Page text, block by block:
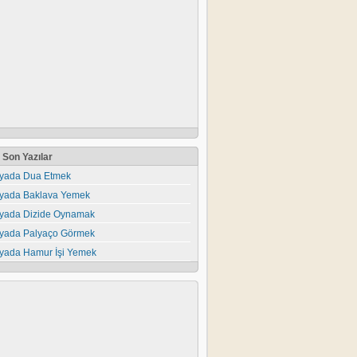
Son Yazılar
Dua Etmek
Baklava Yemek
Dizide Oynamak
Palyaço Görmek
Hamur İşi Yemek